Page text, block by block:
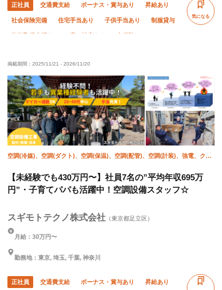
正社員 交通費支給 ボーナス・賞与あり 昇給あり
社会保険完備 住宅手当あり 子供手当あり 制服貸与
残業ゼロ 土日休み 完全週休二日制
年末年始休暇 車・バイク通勤OK 転勤なし
気になる
掲載期間： 2025/11/21 - 2026/11/20
空調(冷媒)、空調(ダクト)、空調(保温)、空調(配管)、空調(計装)、強電、クリ
【未経験でも430万円〜】社員7名の”平均年収695万
円”・子育てパパも活躍中！空調設備スタッフ☆
スギモトテクノ株式会社 （東京都足立区）
月給：30万円〜
勤務地：東京, 埼玉, 千葉, 神奈川
正社員 交通費支給 ボーナス・賞与あり 昇給あり